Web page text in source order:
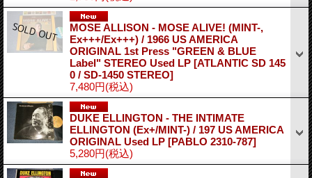
MOSE ALLISON - MOSE ALIVE! (MINT-,
Ex+++/Ex+++) / 1966 US AMERICA
ORIGINAL 1st Press "GREEN & BLUE
Label" STEREO Used LP [ATLANTIC SD 145
0 / SD-1450 STEREO]
7,480円(税込)
DUKE ELLINGTON - THE INTIMATE
ELLINGTON (Ex+/MINT-) / 197 US AMERICA
ORIGINAL Used LP [PABLO 2310-787]
5,280円(税込)